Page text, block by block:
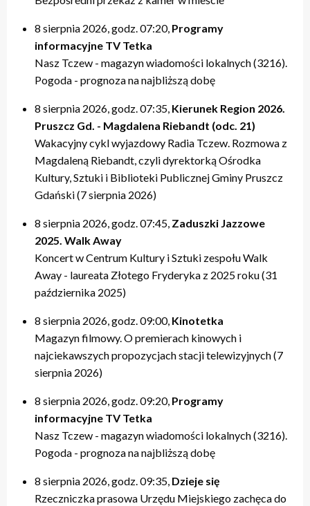
20:00 – relacje
21:40 – Pytania do Prezydenta / Pytania do Starosty
22:00 – relacje
20:00 – relacje
21:40 – Opinie w Radiu Tczew
22:00 – relacje
19:40 – Kulturalne pogaduszki / Fabryczne Pogaduszki
20:00 – relacje
21:20 – Nasz Tczew, Pogoda
21:40 – KinoteTka
21:50 – Kulturalne pogaduszki / Fabryczne Pogaduszki
22:00 – relacje
19:50 – relacje
21:40 – Tczew Mówi
21:50 – relacje
17:40 – Powtórki programów z tygodnia
20:40 – relacje tygodnia
8 sierpnia 2026, godz. 07:20, Programy
informacyjne TV Tetka
Nasz Tczew - magazyn wiadomości lokalnych (3216).
Pogoda - prognoza na najbliższą dobę
8 sierpnia 2026, godz. 07:35, Kierunek Region 2026.
Pruszcz Gd. - Magdalena Riebandt (odc. 21)
Wakacyjny cykl wyjazdowy Radia Tczew. Rozmowa z
Magdaleną Riebandt, czyli dyrektorką Ośrodka
Kultury, Sztuki i Biblioteki Publicznej Gminy Pruszcz
Gdański (7 sierpnia 2026)
8 sierpnia 2026, godz. 07:45, Zaduszki Jazzowe
2025. Walk Away
Koncert w Centrum Kultury i Sztuki zespołu Walk
Away - laureata Złotego Fryderyka z 2025 roku (31
października 2025)
8 sierpnia 2026, godz. 09:00, Kinotetka
Magazyn filmowy. O premierach kinowych i
najciekawszych propozycjach stacji telewizyjnych (7
sierpnia 2026)
8 sierpnia 2026, godz. 09:20, Programy
informacyjne TV Tetka
Nasz Tczew - magazyn wiadomości lokalnych (3216).
Pogoda - prognoza na najbliższą dobę
8 sierpnia 2026, godz. 09:35, Dzieje się
Rzeczniczka prasowa Urzędu Miejskiego zachęca do